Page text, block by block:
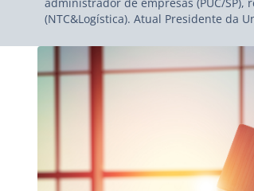
(NTC&Logística). Atual Presidente da